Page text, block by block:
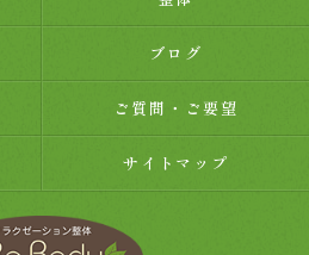
ブログ
ご質問・ご要望
サイトマップ